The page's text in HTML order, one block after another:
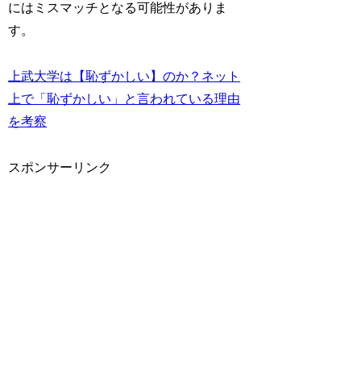
にはミスマッチとなる可能性がありま
す。
上武大学は【恥ずかしい】のか？ネット
上で「恥ずかしい」と言われている理由
を考察
スポンサーリンク